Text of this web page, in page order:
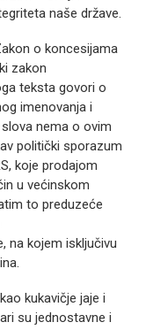
naše države.
o koncesijama
zakon
teksta govori o
imenovanja i
nema o ovim
politički sporazum
koje prodajom
u većinskom
to preduzeće
na kojem isključivu
kukavičje jaje i
su jednostavne i